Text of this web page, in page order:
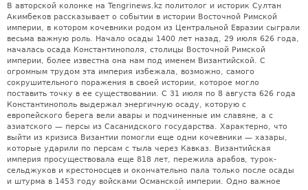
В авторской колонке на Tengrinews.kz политолог и историк Султан Акимбеков рассказывает о событии в истории Восточной Римской империи, в котором кочевники родом из Центральной Евразии сыграли весьма важную роль. Начало осады 1400 лет назад, 29 июля 626 года, началась осада Константинополя, столицы Восточной Римской империи, более известна она нам под именем Византийской. С огромным трудом эта империя избежала, возможно, самого сокрушительного поражения в своей истории, которое могло поставить точку в ее существовании. С 31 июля по 8 августа 626 года Константинополь выдержал энергичную осаду, которую с европейского берега вели авары и подчиненные им славяне, а с азиатского — персы из Сасанидского государства. Характерно, что выйти из кризиса Византии помогли еще одни кочевники — хазары, которые ударили по персам с тыла через Кавказ. Византийская империя просуществовала еще 818 лет, пережила арабов, турок-сельджуков и крестоносцев и окончательно пала только после осады и штурма в 1453 году войсками Османской империи. Одно важное последствие, сохранившееся до сих пор Но одно важное последствие этой исторической осады 1400-летней давности сохранилось до сих пор. Накануне осады аварами Константинополя Балканский полуостров был заселен славянскими племенами. Они вытеснили прежнее греческое, фракийское, иллирийское и латиноговорящее население вплоть до материковой Греции и полуострова Пелопоннес. Его остатки сохранились только в некоторых горных районах, позднее на их основе возникли румыны, а также албанцы. Греческое население вернулось на Балканы только после восстановления мощи Византийской империи. Но славяне остались и создали современные народы болгар, сербов, хорватов и боснийцев. Тонкость ситуации заключается в том, что тогда славяне завоевали Балканы в составе Аварского каганата, действуя в составе его армии. По сути, именно аварская военно-политическая организация позволила организовать многочисленные, но разрозненные славянские племена в мощную силу и прорвать оборону Византийской империи. До прихода аваров: славяне на Дунае До прихода аваров славяне населяли земли на территории современной Венгрии, вдоль Дуная в районе бывшего римского лимеса — пограничной линии, разделявшей Римскую империю с миром "варварских" племен. Раньше здесь проживали германские племена. После их ухода на территорию бывшей Западной Римской империи славяне заняли их место. Но если германцы завоевали западную часть Римской империи, где создали собственные королевства, то достаточно многочисленные славянские племена не смогли сделать того же самого в восточной части Римской империи (Византийской). Во многом это было связано с тем, что в Византийской империи был выше уровень централизации власти, чем в западной части бывшей Римской империи. К тому же византийцы имели в своем распоряжении богатые провинции Египта, Сирии и Малой Азии, что обеспечивал их доходами для содержания большой армии, что позволило удержать границы на Балканах вдоль Дуная. Более того, восточные императоры старались перенаправить войска "варваров" на Запад. Так произошло с готами, которые в 378 под Адрианополем разбили армию восточного императора Валента, но следующий император Феодосий отправил их в Италию. Так или иначе, но граница Византийской империи на Балканах оставалась относительно стабильной до конца VI века, пока в регионе не появились авары. Аварский каганат и его роль для Казахстана Для нас в Казахстане эта осада интересна как раз тем, что ключевую роль в ней сыграл Аварский каганат. Его основали кочевники авары, которые представляли собой конгломерат разных племен. О происхождении аваров у историков нет четкого мнения. Одни считают их монголоязычными выходцами из каганата жоузжуаней (жужаней) из Монголии, которые покинули свои земли под давлением тюрков. Другие называют тюркоязычными и считают, что они были первой волной движения тюркских племен на Запад. Но в любом случае они за короткое время прошли из восточной части степной Евразии через степи Казахстана, Причерноморья и завоевали Восточную Европу с центром в Паннонии. Скорее всего, это военно-политическое объединение включало в свой состав кочевые племена разного происхождения: и монгольские, и тюркские, и, возможно, некоторые иранские, например, аланов. Главное, что у аваров была военно-политическая организация. С одной стороны, она была достаточно жесткой, чтобы принудить племена к подчинению. С другой стороны, достаточно гибкой, чтобы использовать ополчения разных племен в своих целях, подчиняя их и объединяя в единый военный механизм. Когда они пришли в Восточную Европу, то подчинили себе местные славянские племена. Все они сохранили свою племенную организацию, но их военная организация — племенные ополчения теперь стали частью аварской армии. Естественно, это усилило военные возможности авар и с конца VI века они начали экспансию на территорию Византийской империи. Завоевания и византийские потери В конце VI — начале VII веков авары завоевали Далмацию, Иллирию, Норик, Фракию, а затем и Грецию, и частично острова Эгейского моря. Византийские гарнизоны удержались в только в некоторых прибрежных городах — Фессалоники, Задар в Адриатике. Конечно, среди причин аварских успехов в начале VII века были тяжелые поражения византийцев в борьбе с Сасанидской империей. В 613 году персы заняли Сирию, в 614 году Иерусалим, в 615 дошли до Босфора, в 619 году заняли Египет. Это привело к потере богатейших провинций и получаемых из них доходов. Однако наступление авар на Балканах началось до наступления персов. В 582 году они захватили город Сирмий. Балканские провинции были фактически потеряны византийцами раньше, чем Сирия и Египет. Так что поражения византийцев на Балканах ослабили их армию и государство, что затем привело к потере богатых земель на Востоке их империи. В 602 году в Византийской империи произошел военный переворот, в результате которого был свергнут император Маврикий и новым императором стал Фока. Именно после этого началось новое аварское наступление на Балканах. Изображение сгенерировано нейросетью Массовое переселение славян и катастрофа для местного населения После этого началось массовое переселение подчиненных аварам славянских племен на Балканы. За четверть века они занимают практически всю их территорию, вплоть до Пелопоннеса. Местное население либо гибнет, либо бежит в Константинополь и на острова Эгейского моря, либо со временем ассимилируется славянами. Замещение населения произошло в очень короткие сроки, за жизнь одного поколения, что говорит о масштабе катастрофы для прежнего фракийского, иллирийского, греческого и латинского населения. Для сравнения: завоевание германскими племенами Западной Римской империи не сопровождалось сменой населения. Германцев было слишком мало для этого. Кроме того, они были заинтересованы в сохранении римской системы управления и особенно налогообложения. Поэтому во всех германских королевствах сохранились местное латиноговорящее население в качестве налогоплательщиков и соответствующие институты — бюрократия и церковь. Исчезновение церковной организации В этом смысле наступление авар и славян на Балканах в начале VII века было масштабной катастрофой для населения и институтов Византийской империи, включая церковь. Болгары и сербы окончательно приняли христианство только в IX веке. В Болгарии при царе Борисе в 864-865 годах, в Сербии при князе Мутимире во второй половине IX века. Конечно, были случаи принятия христианства отдельными славянскими князьями и частью населения. Но факт остается фактом, с момента завоевания Балкан в начале VII века до официального принятия христианства в IX веке прошло больше двухсот лет. Соответственно, сам процесс завоевания славянскими племенами Балкан в начале VII века означал исчезновение не только населения, но и церковной организации. Племена, элита и добыча Основной формой организации славян до начала государственного строительства были племена. Потому что авар было мало, они составляли военно-политическую элиту Аварского каганата. Их центр находился в Паннонии на территории современной Венгрии, где было возможно частично сохранять кочевой образ жизни. Для авар поход на Балканы был связан с получением добычи. Заселение этого полуострова было делом славянских племен. Характерно, что в горном Пелопоннесе славянские племена были отмечены еще в начале XIII века, когда они воевали с крестоносцами после падения Константинополя в 1206 году. Изображение сгенерировано нейросетью Штурм 626 года: моносиклы против флота 31 июля 626 года аварская армия подошла к Константинополю с его европейской части. Ранее к городу с азиатского направления подошла персидская армия под командованием Шахрвараза. Константинополь оказался в блокаде. Подкрепление он мог получить только из своих провинций в Северной Африке и Италии. Но они были далеко, и, самое главное, у Византийской империи после тяжелых поражений и потери богатых провинций на Востоке и на Балканах практически не было денег для найма новых войск. Но у них оставался флот и контроль над островами Эгейского моря. Соответственно, персы не могли переправиться через Босфор. Поэтому основную роль должны были играть авары. Они использовали катапульты, осадные башни, в основном они были взяты из захваченных византийских крепостей. Кроме того, славяне в составе их армии располагали небольшими лодками - моносиклами, которые вырубали из одного цельного дерева и в которых могли помещаться до 10 воинов. При том что византийцы доминировали на море, длительная осада не имела смысла. Поэтому авары решили попытаться взять город штурмом. Для этого они попытались атаковать Константинополь одновременно с суши, со стороны стены Феодосия, и с моря, откуда византийцы не ждали нападения. Поэтому сюда были направлены славяне на моносиклах, они должны были пройти вдоль берега, где не могли плавать тяжелые византийские суда. Одновременно начался штурм крепостных стен с суши, который должен был отвлечь гарнизон от морских стен. В 1206 году крестоносцы захватили город именно с моря. Но у них было зде